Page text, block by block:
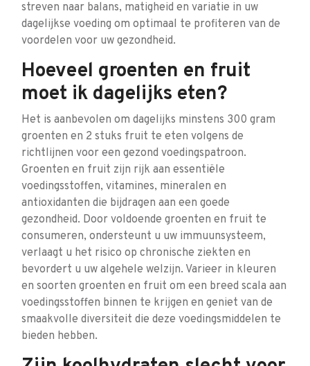
streven naar balans, matigheid en variatie in uw
dagelijkse voeding om optimaal te profiteren van de
voordelen voor uw gezondheid.
Hoeveel groenten en fruit
moet ik dagelijks eten?
Het is aanbevolen om dagelijks minstens 300 gram
groenten en 2 stuks fruit te eten volgens de
richtlijnen voor een gezond voedingspatroon.
Groenten en fruit zijn rijk aan essentiële
voedingsstoffen, vitamines, mineralen en
antioxidanten die bijdragen aan een goede
gezondheid. Door voldoende groenten en fruit te
consumeren, ondersteunt u uw immuunsysteem,
verlaagt u het risico op chronische ziekten en
bevordert u uw algehele welzijn. Varieer in kleuren
en soorten groenten en fruit om een breed scala aan
voedingsstoffen binnen te krijgen en geniet van de
smaakvolle diversiteit die deze voedingsmiddelen te
bieden hebben.